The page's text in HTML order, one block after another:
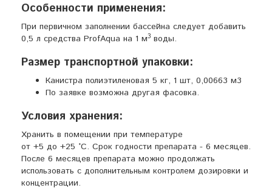
Особенности применения:
При первичном заполнении бассейна следует добавить
0,5 л средства ProfAqua на 1 м3 воды.
Размер транспортной упаковки:
Канистра полиэтиленовая 5 кг, 1 шт, 0,00663 м3
По заявке возможна другая фасовка.
Условия хранения:
Хранить в помещении при температуре
от +5 до +25 °С. Срок годности препарата - 6 месяцев.
После 6 месяцев препарата можно продолжать
использовать с дополнительным контролем дозировки и
концентрации.